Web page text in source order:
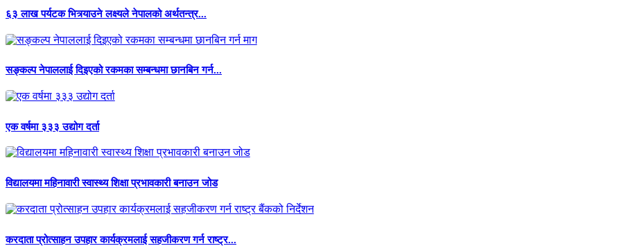
६३ लाख पर्यटक भित्र्याउने लक्ष्यले नेपालको अर्थतन्त्र...
सङ्कल्प नेपाललाई दिइएको रकमका सम्बन्धमा छानबिन गर्न...
एक वर्षमा ३३३ उद्योग दर्ता
विद्यालयमा महिनावारी स्वास्थ्य शिक्षा प्रभावकारी बनाउन जोड
करदाता प्रोत्साहन उपहार कार्यक्रमलाई सहजीकरण गर्न राष्ट्र...